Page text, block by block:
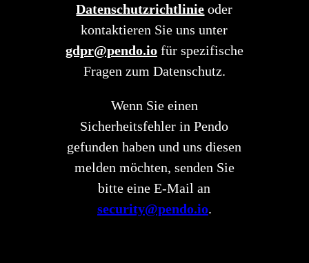
Datenschutzrichtlinie oder
kontaktieren Sie uns unter
gdpr@pendo.iofür spezifische
Fragen zum Datenschutz.
Wenn Sie einen
Sicherheitsfehler in Pendo
gefunden haben und uns diesen
melden möchten, senden Sie
bitte eine E-Mail an
security@pendo.io.